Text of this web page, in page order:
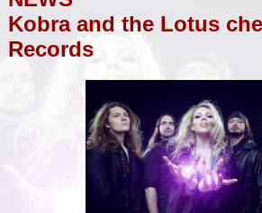
Kobra and the Lotus
Records